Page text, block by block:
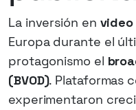
La inversión en
Europa durante el
protagonismo el
(BVOD). Plataformas
experimentaron